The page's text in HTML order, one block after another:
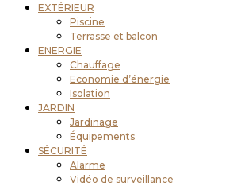
EXTÉRIEUR
Piscine
Terrasse et balcon
ENERGIE
Chauffage
Economie d’énergie
Isolation
JARDIN
Jardinage
Équipements
SÉCURITÉ
Alarme
Vidéo de surveillance